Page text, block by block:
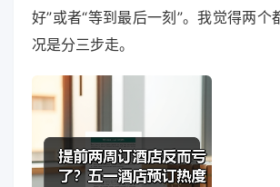
好”或者“等到最后一刻”。我觉得两个
况是分三步走。